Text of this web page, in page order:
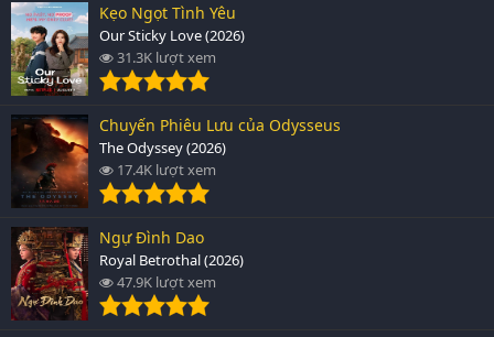
Kẹo Ngọt Tình Yêu
Our Sticky Love (2026)
31.3K lượt xem
Chuyến Phiêu Lưu của Odysseus
The Odyssey (2026)
17.4K lượt xem
Ngự Đình Dao
Royal Betrothal (2026)
47.9K lượt xem